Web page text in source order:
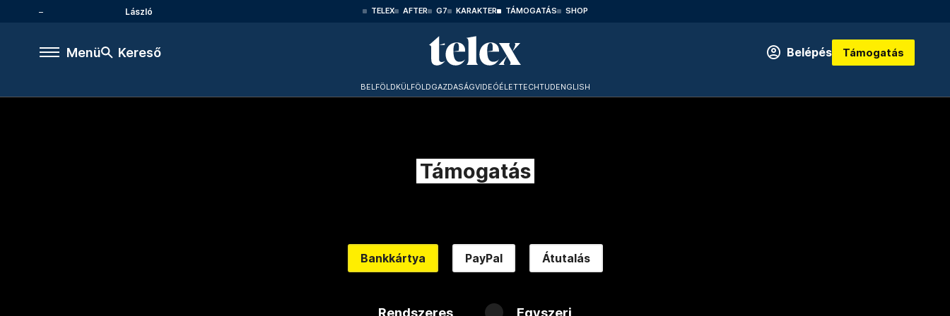
László TELEX AFTER G7 KARAKTER TÁMOGATÁS SHOP
Menü Kereső Belépés Támogatás
BELFÖLDKÜLFÖLDGAZDASÁGVIDEÓÉLETTECHTUDENGLISH
Támogatás
Bankkártya PayPal Átutalás
Rendszeres Egyszeri